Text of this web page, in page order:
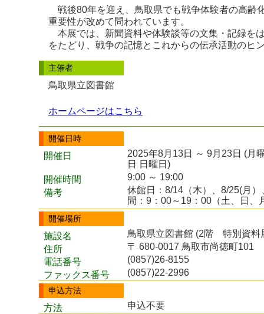
戦後80年を迎え、鳥取県でも戦争体験者の高齢
重要性が改めて問われています。
本展では、新聞資料や体験談等の文集・記録を
をたどり、戦争の記憶とこれからの伝承活動のヒ
主催者
鳥取県立図書館
ホームページはこちら
開催日時
開催日
2025年8月13日 ～ 9月23日 (月
日 日曜日)
開催時間
9:00 ～ 19:00
備考
休館日：8/14（木）、8/25(月
間：9：00～19：00（土、日、
開催場所
施設名
鳥取県立図書館 (2階 特別資料
住所
〒 680-0017 鳥取市尚徳町101
電話番号
(0857)26-8155
ファックス番号
(0857)22-2996
申込方法
方法 申込不要